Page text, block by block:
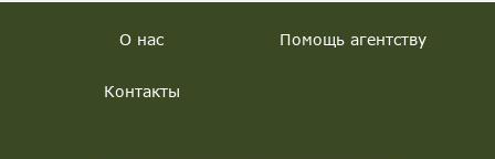
О нас Помощь агентству
Контакты